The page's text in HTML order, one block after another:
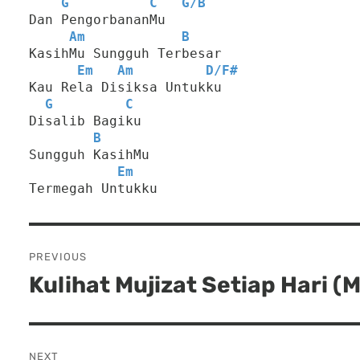
G C G/ B
Dan PengorbananMu
Am
B
KasihMu Sungguh Terbesar
Em
Am D/ F#
Kau Rela Disiksa Untukku
G
C
Disalib Bagiku
B
Sungguh KasihMu
Em
Termegah Untukku
navigation
PREVIOUS
Previous
Kulihat Mujizat Setiap Hari
NEXT